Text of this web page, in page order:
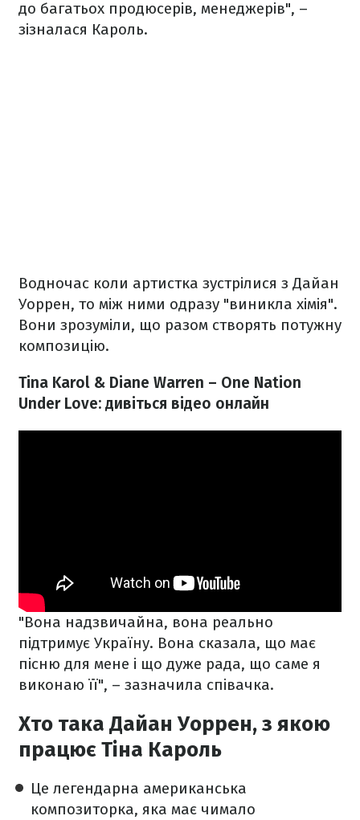
до багатьох продюсерів, менеджерів", –
зізналася Кароль.
Водночас коли артистка зустрілися з Дайан
Уоррен, то між ними одразу "виникла хімія".
Вони зрозуміли, що разом створять потужну
композицію.
Tina Karol & Diane Warren – One Nation
Under Love: дивіться відео онлайн
"Вона надзвичайна, вона реально
підтримує Україну. Вона сказала, що має
пісню для мене і що дуже рада, що саме я
виконаю її", – зазначила співачка.
Хто така Дайан Уоррен, з якою
працює Тіна Кароль
Це легендарна американська
композиторка, яка має чимало